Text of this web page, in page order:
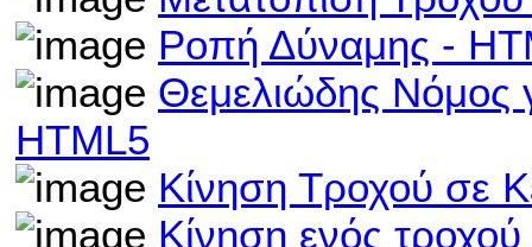
Ροπή Δύναμης -
Θεμελιώδης Νόμος
HTML5
Κίνηση Τροχού σε
Κίνηση ενός